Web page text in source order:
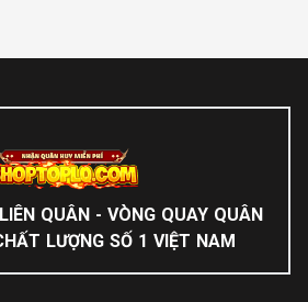
QUÂN - VÒNG QUAY QUÂN
LƯỢNG SỐ 1 VIỆT NAM